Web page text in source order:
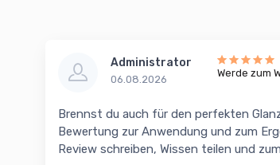
Administrator
06.08.2026
Werde zum
Brennst du auch für den perfekten
Bewertung zur Anwendung und zum
Review schreiben, Wissen teilen und